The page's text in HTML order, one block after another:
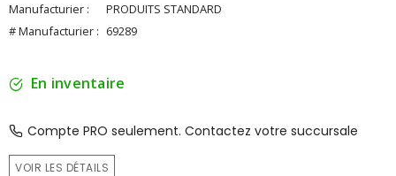
Manufacturier :
PRODUITS STANDARD
# Manufacturier : 69289
En inventaire
Compte PRO seulement. Contactez votre succursale
VOIR LES DÉTAILS